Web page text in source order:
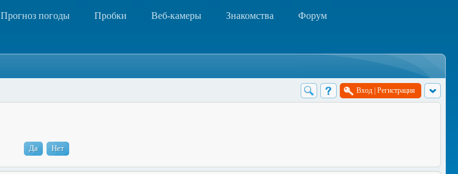
Прогноз погоды Пробки Веб-камеры Знакомства Форум
Вход Регистрация